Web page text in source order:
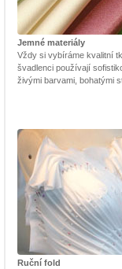
Jemné materiály
Vždy si vybíráme kvalitní
švadlenci používají
živými barvami, bohatými
Ruční fold